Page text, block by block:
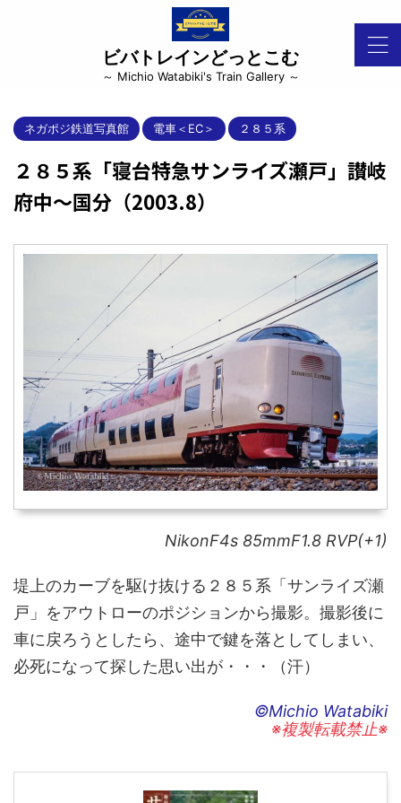
ビバトレインどっとこむ
～ Michio Watabiki's Train Gallery ～
ネガポジ鉄道写真館 電車＜EC＞ ２８５系
２８５系「寝台特急サンライズ瀬戸」讃岐
府中～国分（2003.8）
NikonF4s 85mmF1.8 RVP(+1)
堤上のカーブを駆け抜ける２８５系「サンライズ瀬
戸」をアウトローのポジションから撮影。撮影後に
車に戻ろうとしたら、途中で鍵を落としてしまい、
必死になって探した思い出が・・・（汗）
©Michio Watabiki
※複製転載禁止※